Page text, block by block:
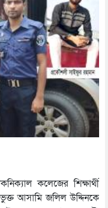
কলেজের শিক্ষার্থী
আসামি জলিল উদ্দিনকে